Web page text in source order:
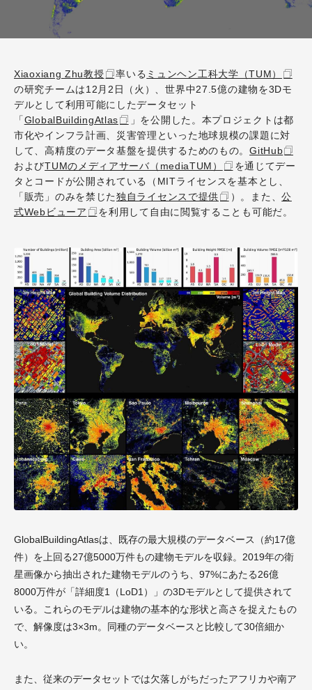
Xiaoxiang Zhu教授 率いる ミュンヘン工科大学（TUM）
の研究チームは12月2日（火）、世界中27.5億の建物を3Dモ
デルとして利用可能にしたデータセット
「GlobalBuildingAtlas
」を公開した。本プロジェクトは都
市化やインフラ計画、災害管理といった地球規模の課題に対
して、高精度のデータ基盤を提供するためのもの。GitHub
およびTUMのメディアサーバ（mediaTUM）
を通じてデー
タとコードが公開されている（MITライセンスを基本とし、
「販売」のみを禁じた独自ライセンスで提供 ）。また、公
式Webビューア
を利用して自由に閲覧することも可能だ。
GlobalBuildingAtlasは、既存の最大規模のデータベース（約17億
件）を上回る27億5000万件もの建物モデルを収録。2019年の衛
星画像から抽出された建物モデルのうち、97%にあたる26億
8000万件が「詳細度1（LoD1）」の3Dモデルとして提供されて
いる。これらのモデルは建物の基本的な形状と高さを捉えたもの
で、解像度は3×3m。同種のデータベースと比較して30倍細か
い。
また、従来のデータセットでは欠落しがちだったアフリカや南ア